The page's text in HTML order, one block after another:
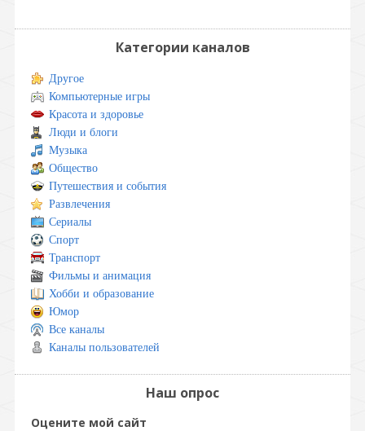
Категории каналов
Другое
Компьютерные игры
Красота и здоровье
Люди и блоги
Музыка
Общество
Путешествия и события
Развлечения
Сериалы
Спорт
Транспорт
Фильмы и анимация
Хобби и образование
Юмор
Все каналы
Каналы пользователей
Наш опрос
Оцените мой сайт